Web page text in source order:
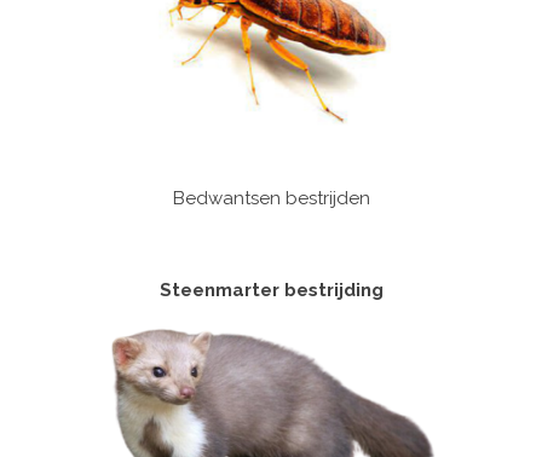
Bedwantsen bestrijden
Steenmarter bestrijding